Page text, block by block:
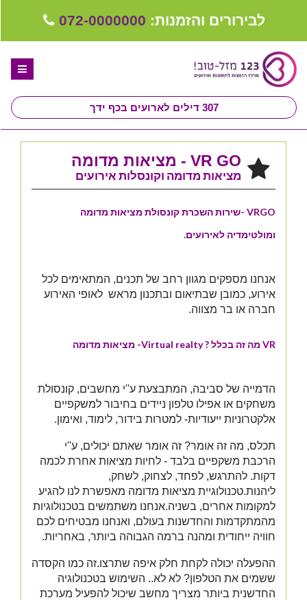
לבירורים והזמנות: 072-0000000
307 דילים לארועים בכף ידך
ספקים לחתונה מומלצים
קבלו ייעוץ בחינם
שירות אישי בקליק
VR GO - מציאות מדומה
מציאות מדומה וקונסלות אירועים
VRGO -שירות השכרת קונסולת מציאות מדומה
ומולטימדיה לאירועים.
אנחנו מספקים מגוון רחב של תכנים, המתאימים לכל
אירוע, כמובן שבתיאום ובתכנון מראש לאופי האירוע
חברה או בר מצווה.
VR מה זה בכלל ? Virtual realty- מציאות מדומה
הדמייה של סביבה, המתבצעת ע''י מחשבים, קונסולת
משחקים או אפילו טלפון ניידים בחיבור למשקפיים
אלקטרוניות ייעודיות- למטרות בידור, לימוד, ואימון.
תכלס, מה זה אומר?​ זה אומר שאתם יכולים, ע''י
הרכבת משקפיים בלבד - לחיות מציאות אחרת לכמה
דקות. להתרגש, לפחד, לצחוק, לשחק,
ליהנות.טכנולוגיית מציאות מדומה מאפשרת לנו להגיע
למקומות אחרים, בשניה.אנחנו משתמשים בטכנולוגיות
מהמתקדמות והחדשנות בעולם, ואנחנו מבטיחים לכם
חוויה ייחודית ומהנה ברמה הגבוהה ביותר, באחריות.
ההפעלה יכולה לקחת חלק איפה שתרצו.​זה כמו הקסדה
ששמים את הטלפון? לא לא.. השימוש בטכנולוגיה
החדשנית ביותר מצריך מחשב שיכול להפעיל מערכת